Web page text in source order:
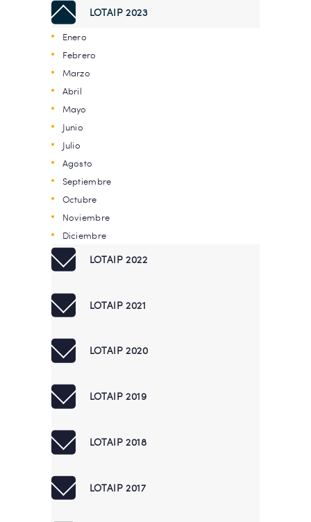
LOTAIP 2023
Enero
Febrero
Marzo
Abril
Mayo
Junio
Julio
Agosto
Septiembre
Octubre
Noviembre
Diciembre
LOTAIP 2022
LOTAIP 2021
LOTAIP 2020
LOTAIP 2019
LOTAIP 2018
LOTAIP 2017